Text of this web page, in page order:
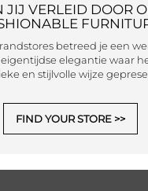
JIJ VERLEID DOOR
betreed je een
elegantie waar
en stijlvolle wijze
FIND YOUR STORE